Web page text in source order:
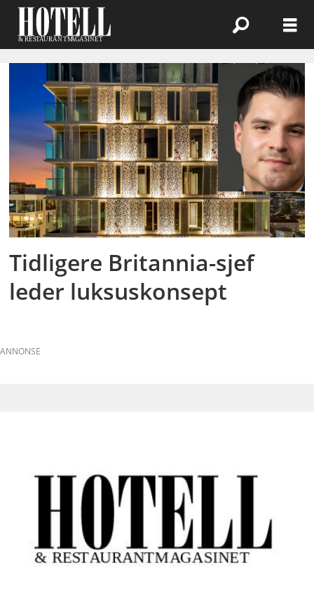
Emne:
rg
hospitality
consulting
Tidligere Britannia-sjef
leder luksuskonsept
ANNONSE